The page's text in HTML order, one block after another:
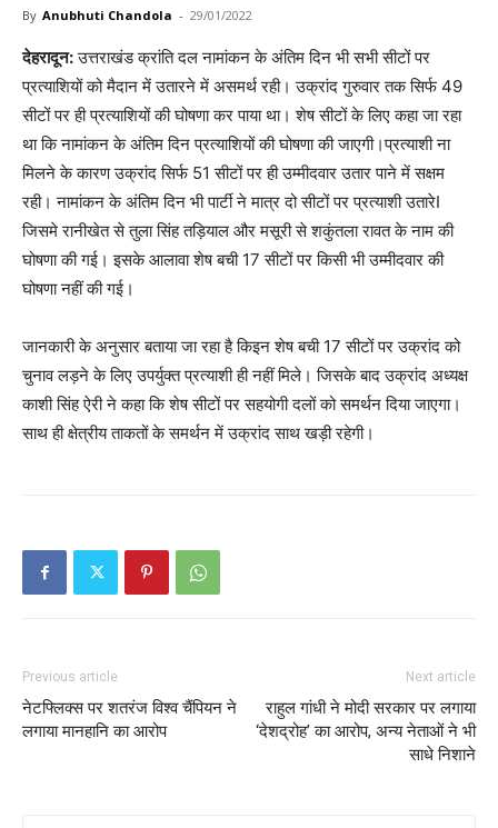
By Anubhuti Chandola - 29/01/2022
देहरादून:उत्तराखंड क्रांति दल नामांकन के अंतिम दिन भी सभी सीटों पर
प्रत्याशियों को मैदान में उतारने में असमर्थ रही। उक्रांद गुरुवार तक सिर्फ 49
सीटों पर ही प्रत्याशियों की घोषणा कर पाया था। शेष सीटों के लिए कहा जा रहा
था कि नामांकन के अंतिम दिन प्रत्याशियों की घोषणा की जाएगी।प्रत्याशी ना
मिलने के कारण उक्रांद सिर्फ 51 सीटों पर ही उम्मीदवार उतार पाने में सक्षम
रही। नामांकन के अंतिम दिन भी पार्टी ने मात्र दो सीटों पर प्रत्याशी उतारेI
जिसमे रानीखेत से तुला सिंह तड़ियाल और मसूरी से शकुंतला रावत के नाम की
घोषणा की गई। इसके आलावा शेष बची 17 सीटों पर किसी भी उम्मीदवार की
घोषणा नहीं की गई।
जानकारी के अनुसार बताया जा रहा है किइन शेष बची 17 सीटों पर उक्रांद को
चुनाव लड़ने के लिए उपर्युक्त प्रत्याशी ही नहीं मिले। जिसके बाद उक्रांद अध्यक्ष
काशी सिंह ऐरी ने कहा कि शेष सीटों पर सहयोगी दलों को समर्थन दिया जाएगा।
साथ ही क्षेत्रीय ताकतों के समर्थन में उक्रांद साथ खड़ी रहेगी।
Previous article
नेटफ्लिक्स पर शतरंज विश्व चैंपियन ने
लगाया मानहानि का आरोप
Next article
राहुल गांधी ने मोदी सरकार पर लगाया
‘देशद्रोह’ का आरोप, अन्य नेताओं ने भी
साधे निशाने